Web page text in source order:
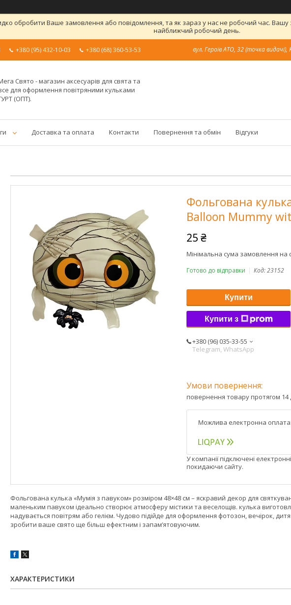
обробити Ваше замовлення або повідомлення, та як зараз у нас не робочий час.
найближчий робочий день.
+380 (95) 432-10-03 +380 (68) 360-53-53 вул. Героїв АТО, 32 (точка видачі),
Свято - магазин аксесуарів для свята та
для оформлення повітряними кульками
(ОПТ).
Доставка та оплата Контакти Повернення та обмін Відгуки
Фольгована
Balloon Mummy
25 ₴
Мінімальна сума замовлення на
Готово до відправки Код:23152
Купити
Купити з
+380 (96) 035-33-55
Telegram, WhatsApp
повернення товару протягом 14
У компанії підключені
покидаючи сайту.
Фольгована кулька «Мумія з павуком» розміром 48×48 см – яскравий декор для
маленьким павуком ідеально створює атмосферу містики та веселощів. кулька
надувається повітрям або гелієм. Чудово підійде для оформлення фотозон, вечірок,
зробити ваше свято ще більш ефектним і запам’ятовуючим.
ХАРАКТЕРИСТИКИ